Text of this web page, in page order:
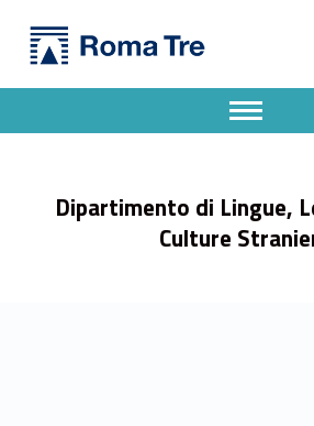
SABINA TRUINI - Dipartimento di Lingue, Letterature e Culture Straniere
Dipartimento di Lingue, Letterature e Culture Straniere dell'Università degli Studi Roma Tre
Dipartimento di Lingue,
Culture
Apri il menu
Header info sidebar